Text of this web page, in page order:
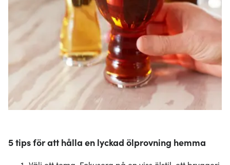
5 tips för att hålla en lyckad ölprovning hemma